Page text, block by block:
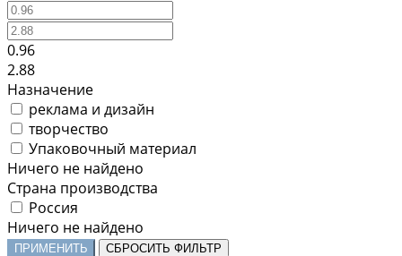
0.96
2.88
Назначение
реклама и дизайн
творчество
Упаковочный материал
Ничего не найдено
Страна производства
Россия
Ничего не найдено
ПРИМЕНИТЬ СБРОСИТЬ ФИЛЬТР